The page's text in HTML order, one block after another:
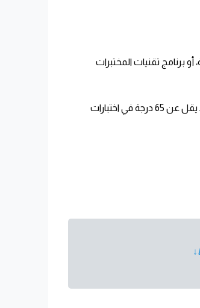
برنامج تقنيات المختبرات
( كلية علوم التأهيل الطبي) توفر الجامعة برنامج ماجستير واحد وهو برنامج العلاج الطبي لكلًا من الطلبة والطالبات، على أن يحصل الطالب على ما لا يقل عن 65 درجة في اختبارات